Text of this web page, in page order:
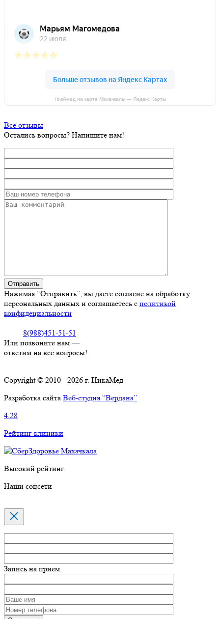
НикАмед на карте Махачкалы — Яндекс Карты
Все отзывы
Остались вопросы? Напишите нам!
Нажимая “Отправить”, вы даёте согласие на обработку
персональных данных и соглашаетесь с политикой
конфидециальности
8(988)451-51-51
Или позвоните нам —
ответим на все вопросы!
Copyright © 2010 - 2026 г. НикаМед
Разработка сайта Веб-студия “Вердана”
4.28
Рейтинг клиники
Высокий рейтинг
Наши соцсети
Запись на прием